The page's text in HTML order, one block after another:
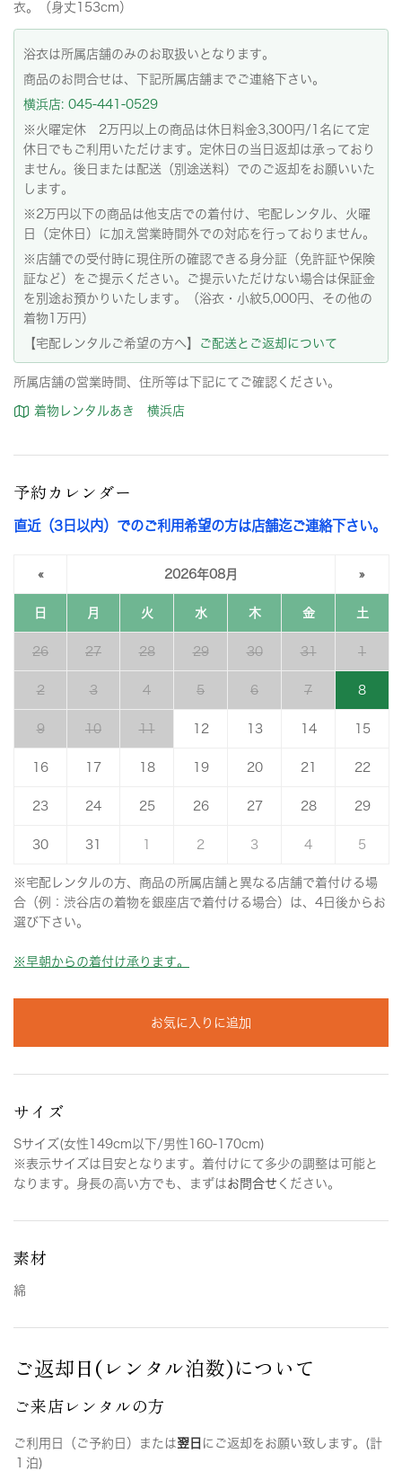
衣。（身丈153cm）
浴衣は所属店舗のみのお取扱いとなります。
商品のお問合せは、下記所属店舗までご連絡下さい。
横浜店: 045-441-0529
※火曜定休 2万円以上の商品は休日料金3,300円/1名にて定
休日でもご利用いただけます。定休日の当日返却は承っており
ません。後日または配送（別途送料）でのご返却をお願いいた
します。
※2万円以下の商品は他支店での着付け、宅配レンタル、火曜
日（定休日）に加え営業時間外での対応を行っておりません。
※店舗での受付時に現住所の確認できる身分証（免許証や保険
証など）をご提示ください。ご提示いただけない場合は保証金
を別途お預かりいたします。（浴衣・小紋5,000円、その他の
着物1万円）
【宅配レンタルご希望の方へ】
ご配送とご返却について
所属店舗の営業時間、住所等は下記にてご確認ください。
着物レンタルあき 横浜店
予約カレンダー
直近（3日以内）でのご利用希望の方は店舗迄ご連絡下さい。
« 2026年08月 »
日 月 火 水 木 金 土
26 27 28 29 30 31 1
2 3 4 5 6 7 8
9 10 11 12 13 14 15
16 17 18 19 20 21 22
23 24 25 26 27 28 29
30 31 2 3 4 5
※宅配レンタルの方、商品の所属店舗と異なる店舗で着付ける場
合（例：渋谷店の着物を銀座店で着付ける場合）は、4日後からお
選び下さい。
※早朝からの着付け承ります。
お気に入りに追加
サイズ
Sサイズ(女性149cm以下/男性160-170cm)
※表示サイズは目安となります。着付けにて多少の調整は可能と
なります。身長の高い方でも、まずはお問合せ ください。
素材
綿
ご返却日(レンタル泊数)について
ご来店レンタルの方
ご利用日（ご予約日）または翌日 にご返却をお願い致します。(計
１泊)